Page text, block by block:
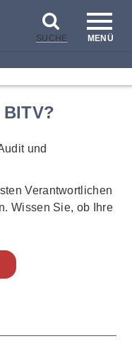
SUCHE MENÜ
Verantwortlichen
Wissen Sie, ob Ihre